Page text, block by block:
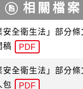
相關檔案
全衛生法」部分條
稿
PDF
全衛生法」部分條
包
PDF